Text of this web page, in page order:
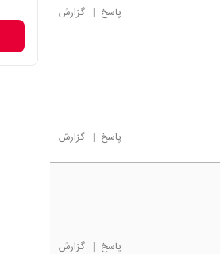
پاسخ | گزارش
پاسخ | گزارش
پاسخ | گزارش